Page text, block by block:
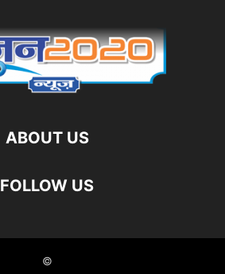
ABOUT US
FOLLOW US
©